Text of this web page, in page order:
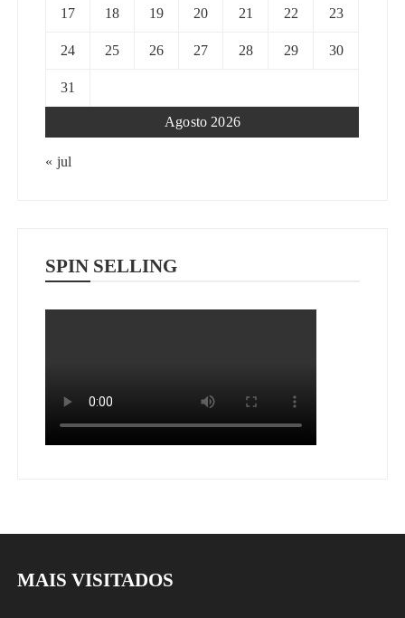
Agosto 2026
17 18 19 20 21 22 23
24 25 26 27 28 29 30
31
« jul
SPIN SELLING
MAIS VISITADOS